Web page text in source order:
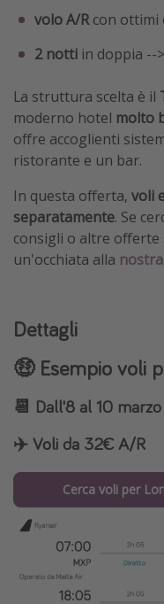
volo A/Rcon ottimi
2 notti in doppia --
La struttura scelta è il
moderno hotel molto
offre accoglienti
ristorante e un bar.
In questa offerta, voli
separatamente. Se
consigli o altre offerte
un'occhiata alla
Dettagli
🤑 Esempio voli
📆 Dall'8 al 10 marzo
✈️ Voli da 32€ A/R
Cerca voli per